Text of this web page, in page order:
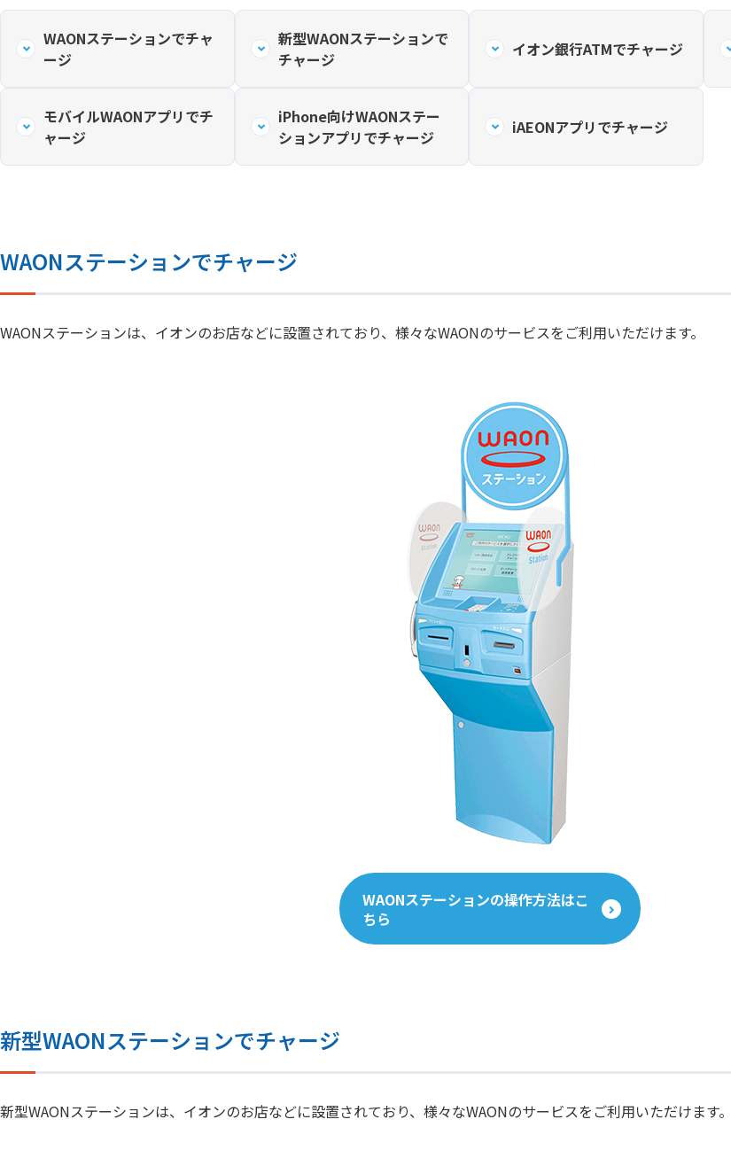
WAONステーションでチャ
ージ
新型WAONステーションで
チャージ
イオン銀行ATMでチャージ
モバイルWAONアプリでチ
ャージ
iPhone向けWAONステー
ションアプリでチャージ
iAEONアプリでチャージ
WAONステーションでチャージ
WAONステーションは、イオンのお店などに設置されており、様々なWAONのサービスをご利用いただけます。
WAONステーションの操作方法はこ
ちら
新型WAONステーションでチャージ
新型WAONステーションは、イオンのお店などに設置されており、様々なWAONのサービスをご利用いただけます。